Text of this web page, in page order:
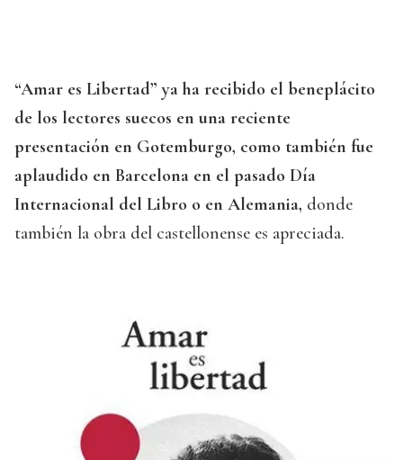
“Amar es Libertad” ya ha recibido el beneplácito
de los lectores suecos en una reciente
presentación en Gotemburgo, como también fue
aplaudido en Barcelona en el pasado Día
Internacional del Libro o en Alemania, donde
también la obra del castellonense es apreciada.